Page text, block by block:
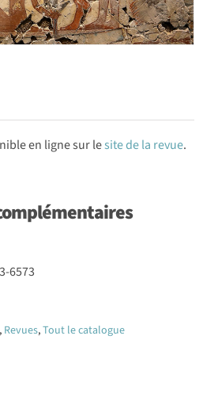
en ligne sur lesite de la revue.
6573
Revues,Tout le catalogue